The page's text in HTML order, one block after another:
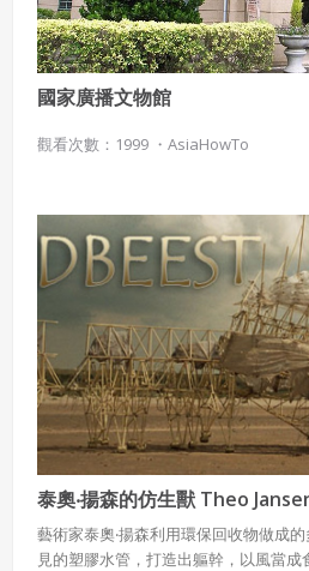
國家廣播文物館
觀看次數：1999 ・ AsiaHowTo
泰奧‧揚森的仿生獸 Theo
藝術家泰奧‧揚森利用環保回收物做成
見的塑膠水管，打造出軀幹，以風當成